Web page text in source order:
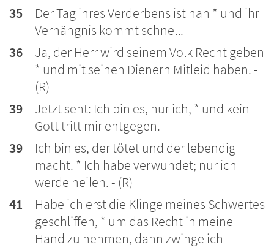
35
Der Tag ihres Verderbens ist nah * und ihr
Verhängnis kommt schnell.
36
Ja, der Herr wird seinem Volk Recht geben
* und mit seinen Dienern Mitleid haben. -
(R)
39
Jetzt seht: Ich bin es, nur ich, * und kein
Gott tritt mir entgegen.
39
Ich bin es, der tötet und der lebendig
macht. * Ich habe verwundet; nur ich
werde heilen. - (R)
41
Habe ich erst die Klinge meines Schwertes
geschliffen, * um das Recht in meine
Hand zu nehmen, dann zwinge ich